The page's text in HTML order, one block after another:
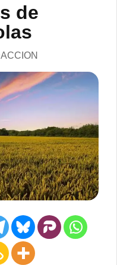
de